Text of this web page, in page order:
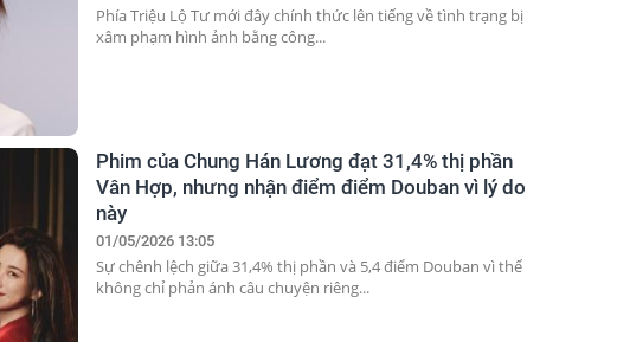
Phía Triệu Lộ Tư mới đây chính thức lên tiếng về tình trạng bị
xâm phạm hình ảnh bằng công...
Phim của Chung Hán Lương đạt 31,4% thị phần
Vân Hợp, nhưng nhận điểm điểm Douban vì lý do
này
01/05/2026 13:05
Sự chênh lệch giữa 31,4% thị phần và 5,4 điểm Douban vì thế
không chỉ phản ánh câu chuyện riêng...